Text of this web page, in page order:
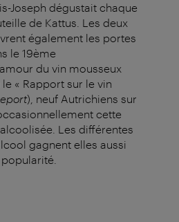
Joseph dégustait chaque
de Kattus. Les deux
également les portes
le 19ème
du vin mousseux
« Rapport sur le vin
), neuf Autrichiens sur
cette
Les différentes
gagnent elles aussi